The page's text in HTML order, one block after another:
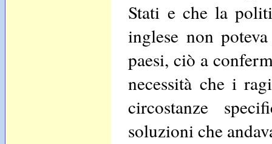
Stati e che la
inglese non
paesi, ciò a
necessità che i
circostanze
soluzioni che